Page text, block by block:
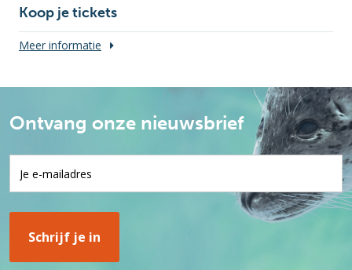
Koop je tickets
Meer informatie
Ontvang onze nieuwsbrief